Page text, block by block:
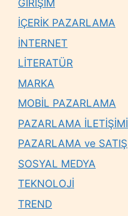
GİRİŞİM
İÇERİK PAZARLAMA
İNTERNET
LİTERATÜR
MARKA
MOBİL PAZARLAMA
PAZARLAMA İLETİŞİMİ
PAZARLAMA ve SATIŞ
SOSYAL MEDYA
TEKNOLOJİ
TREND